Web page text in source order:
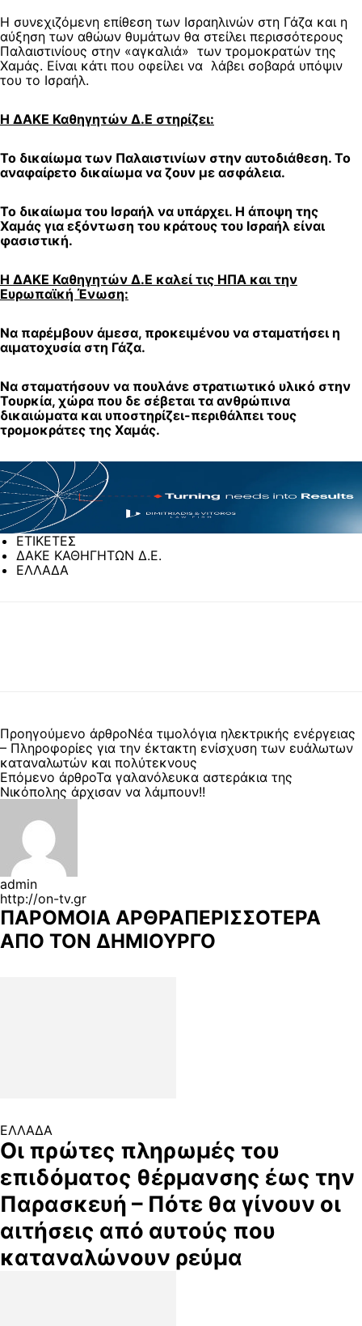
Η συνεχιζόμενη επίθεση των Ισραηλινών στη Γάζα και η
αύξηση των αθώων θυμάτων θα στείλει περισσότερους
Παλαιστινίους στην «αγκαλιά» των τρομοκρατών της
Χαμάς. Είναι κάτι που οφείλει να λάβει σοβαρά υπόψιν
του το Ισραήλ.
Η ΔΑΚΕ Καθηγητών Δ.Ε στηρίζει:
Το δικαίωμα των Παλαιστινίων στην αυτοδιάθεση. Το
αναφαίρετο δικαίωμα να ζουν με ασφάλεια.
Το δικαίωμα του Ισραήλ να υπάρχει. Η άποψη της
Χαμάς για εξόντωση του κράτους του Ισραήλ είναι
φασιστική.
Η ΔΑΚΕ Καθηγητών Δ.Ε καλεί τις ΗΠΑ και την
Ευρωπαϊκή Ένωση:
Να παρέμβουν άμεσα, προκειμένου να σταματήσει η
αιματοχυσία στη Γάζα.
Να σταματήσουν να πουλάνε στρατιωτικό υλικό στην
Τουρκία, χώρα που δε σέβεται τα ανθρώπινα
δικαιώματα και υποστηρίζει-περιθάλπει τους
τρομοκράτες της Χαμάς.
ΕΤΙΚΕΤΕΣ
ΔΑΚΕ ΚΑΘΗΓΗΤΩΝ Δ.Ε.
ΕΛΛΑΔΑ
Προηγούμενο άρθροΝέα τιμολόγια ηλεκτρικής ενέργειας
– Πληροφορίες για την έκτακτη ενίσχυση των ευάλωτων
καταναλωτών και πολύτεκνους
Επόμενο άρθροΤα γαλανόλευκα αστεράκια της
Νικόπολης άρχισαν να λάμπουν!!
admin
http://on-tv.gr
ΠΑΡΟΜΟΙΑ ΑΡΘΡΑΠΕΡΙΣΣΟΤΕΡΑ
ΑΠΟ ΤΟΝ ΔΗΜΙΟΥΡΓΟ
ΕΛΛΑΔΑ
Οι πρώτες πληρωμές του
επιδόματος θέρμανσης έως την
Παρασκευή – Πότε θα γίνουν οι
αιτήσεις από αυτούς που
καταναλώνουν ρεύμα